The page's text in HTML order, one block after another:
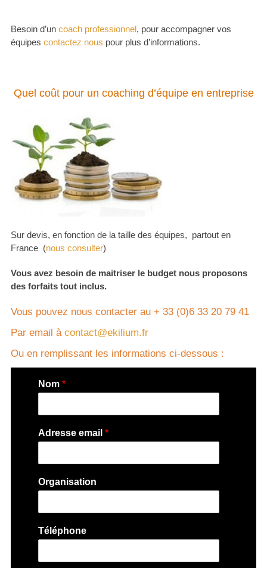
Besoin d’un coach professionnel, pour accompagner vos
équipes contactez nous pour plus d’informations.
Quel coût pour un coaching d’équipe en entreprise
Sur devis, en fonction de la taille des équipes, partout en
France (nous consulter)
Vous avez besoin de maitriser le budget nous proposons
des forfaits tout inclus.
Vous pouvez nous contacter au + 33 (0)6 33 20 79 41
Par email à contact@ekilium.fr
Ou en remplissant les informations ci-dessous :
Nom *
Adresse email *
Organisation
Téléphone